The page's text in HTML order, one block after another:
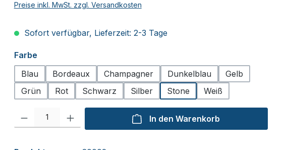
Preise inkl. MwSt. zzgl. Versandkosten
Sofort verfügbar, Lieferzeit: 2-3 Tage
Farbeauswählen
Blau
Bordeaux Champagner Dunkelblau
Gelb
Grün
Rot Schwarz Silber Stone Weiß
Produkt Anzahl: Gib den gewünschten Wert ein oder benutze die Schaltflächen
In den Warenkorb